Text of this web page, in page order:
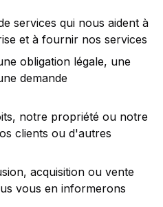
services qui nous aident à
et à fournir nos services
obligation légale, une
demande
notre propriété ou notre
clients ou d'autres
acquisition ou vente
vous en informerons